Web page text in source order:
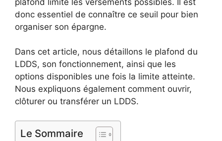
donc essentiel de connaître ce seuil pour bien
organiser son épargne.
Dans cet article, nous détaillons le plafond du
LDDS, son fonctionnement, ainsi que les
options disponibles une fois la limite atteinte.
Nous expliquons également comment ouvrir,
clôturer ou transférer un LDDS.
Le Sommaire